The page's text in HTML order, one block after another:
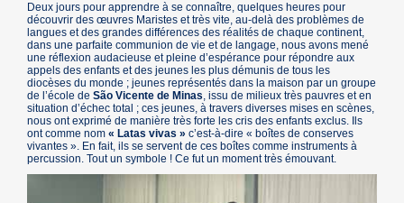
Deux jours pour apprendre à se connaître, quelques heures pour
découvrir des œuvres Maristes et très vite, au-delà des problèmes de
langues et des grandes différences des réalités de chaque continent,
dans une parfaite communion de vie et de langage, nous avons mené
une réflexion audacieuse et pleine d’espérance pour répondre aux
appels des enfants et des jeunes les plus démunis de tous les
diocèses du monde ; jeunes représentés dans la maison par un groupe
de l’école deSão Vicente de Minas, issu de milieux très pauvres et en
situation d’échec total ; ces jeunes, à travers diverses mises en scènes,
nous ont exprimé de manière très forte les cris des enfants exclus. Ils
ont comme nom« Latas vivas » c’est-à-dire « boîtes de conserves
vivantes ». En fait, ils se servent de ces boîtes comme instruments à
percussion. Tout un symbole ! Ce fut un moment très émouvant.